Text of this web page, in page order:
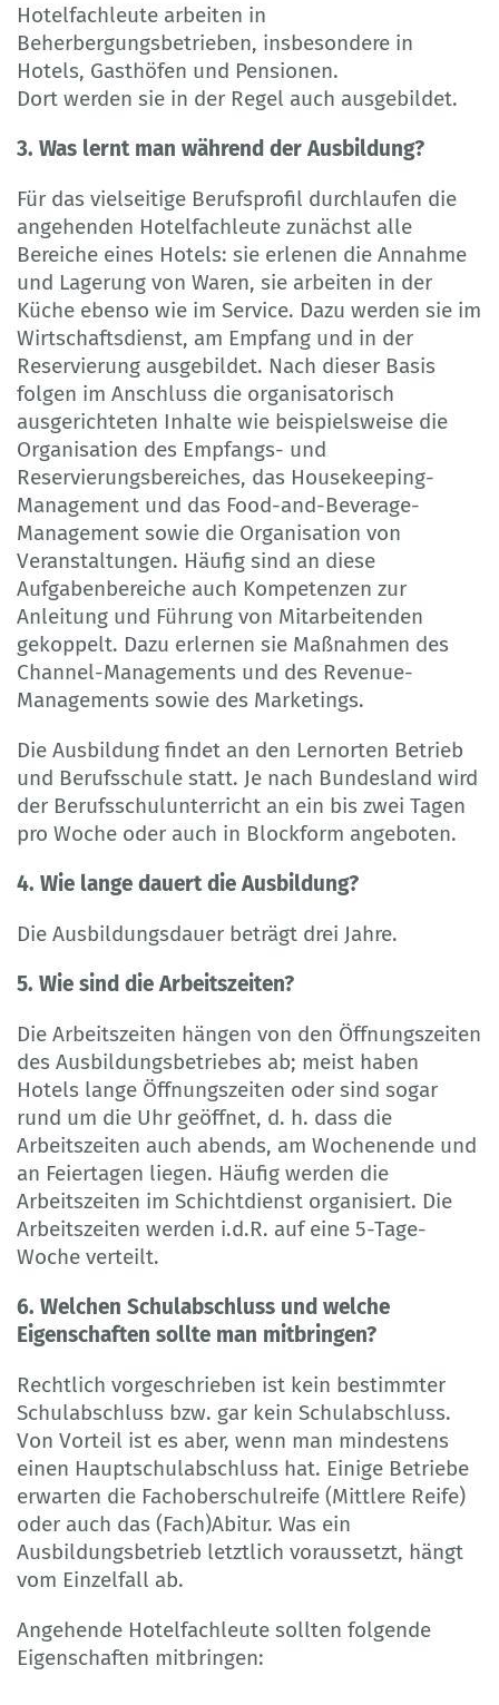
Hotelfachleute arbeiten in
Beherbergungsbetrieben, insbesondere in
Hotels, Gasthöfen und Pensionen.
Dort werden sie in der Regel auch ausgebildet.
3. Was lernt man während der Ausbildung?
Für das vielseitige Berufsprofil durchlaufen die
angehenden Hotelfachleute zunächst alle
Bereiche eines Hotels: sie erlenen die Annahme
und Lagerung von Waren, sie arbeiten in der
Küche ebenso wie im Service. Dazu werden sie im
Wirtschaftsdienst, am Empfang und in der
Reservierung ausgebildet. Nach dieser Basis
folgen im Anschluss die organisatorisch
ausgerichteten Inhalte wie beispielsweise die
Organisation des Empfangs- und
Reservierungsbereiches, das Housekeeping-
Management und das Food-and-Beverage-
Management sowie die Organisation von
Veranstaltungen. Häufig sind an diese
Aufgabenbereiche auch Kompetenzen zur
Anleitung und Führung von Mitarbeitenden
gekoppelt. Dazu erlernen sie Maßnahmen des
Channel-Managements und des Revenue-
Managements sowie des Marketings.
Die Ausbildung findet an den Lernorten Betrieb
und Berufsschule statt. Je nach Bundesland wird
der Berufsschulunterricht an ein bis zwei Tagen
pro Woche oder auch in Blockform angeboten.
4. Wie lange dauert die Ausbildung?
Die Ausbildungsdauer beträgt drei Jahre.
5. Wie sind die Arbeitszeiten?
Die Arbeitszeiten hängen von den Öffnungszeiten
des Ausbildungsbetriebes ab; meist haben
Hotels lange Öffnungszeiten oder sind sogar
rund um die Uhr geöffnet, d. h. dass die
Arbeitszeiten auch abends, am Wochenende und
an Feiertagen liegen. Häufig werden die
Arbeitszeiten im Schichtdienst organisiert. Die
Arbeitszeiten werden i.d.R. auf eine 5-Tage-
Woche verteilt.
6. Welchen Schulabschluss und welche
Eigenschaften sollte man mitbringen?
Rechtlich vorgeschrieben ist kein bestimmter
Schulabschluss bzw. gar kein Schulabschluss.
Von Vorteil ist es aber, wenn man mindestens
einen Hauptschulabschluss hat. Einige Betriebe
erwarten die Fachoberschulreife (Mittlere Reife)
oder auch das (Fach)Abitur. Was ein
Ausbildungsbetrieb letztlich voraussetzt, hängt
vom Einzelfall ab.
Angehende Hotelfachleute sollten folgende
Eigenschaften mitbringen: